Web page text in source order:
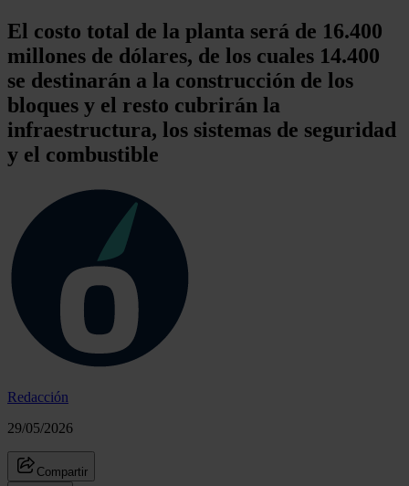
El costo total de la planta será de 16.400
millones de dólares, de los cuales 14.400
se destinarán a la construcción de los
bloques y el resto cubrirán la
infraestructura, los sistemas de seguridad
y el combustible
Redacción
29/05/2026
Compartir